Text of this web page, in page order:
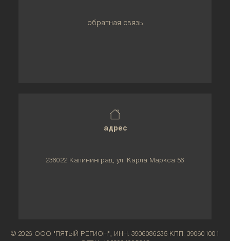
обратная связь
адрес
236022 Калининград, ул. Карла Маркса 56
© 2026 ООО "ПЯТЫЙ РЕГИОН", ИНН: 3906086235 КПП: 390601001